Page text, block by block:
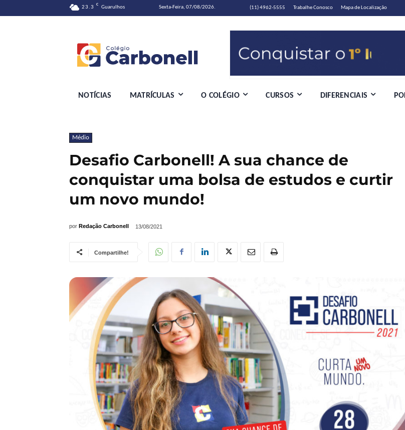
23.3 C Guarulhos Sexta-Feira, 07/08/2026. (11) 4962-5555 Trabalhe Conosco Mapa de Localização
NOTÍCIAS MATRÍCULAS O COLÉGIO CURSOS DIFERENCIAIS
Médio
Desafio Carbonell! A sua chance de
conquistar uma bolsa de estudos e curtir
um novo mundo!
por Redação Carbonell 13/08/2021
Compartilhe!